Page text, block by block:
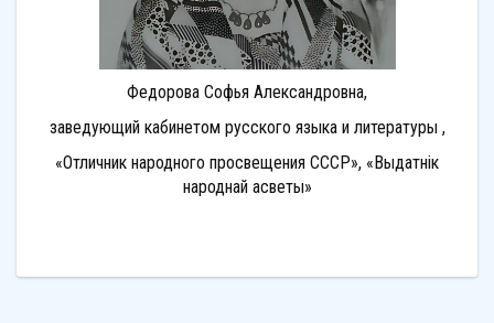
Федорова Софья Александровна,
заведующий кабинетом русского языка и литературы ,
«Отличник народного просвещения СССР», «Выдатнік
народнай асветы»